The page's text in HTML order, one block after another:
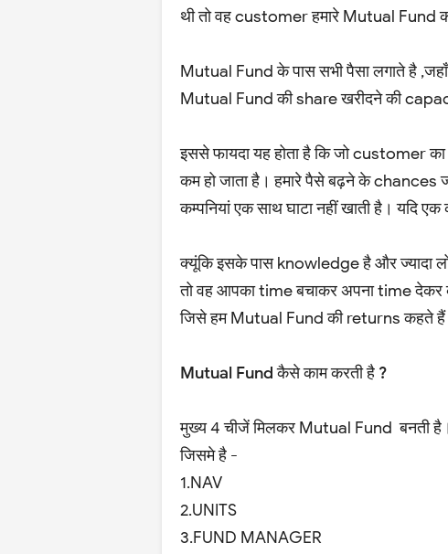
थी तो वह customer हमारे Mutual Fund
Mutual Fund के पास सभी पैसा लगाते है
Mutual Fund की share खरीदने की
इससे फायदा यह होता है कि जो customer
कम हो जाता है। हमारे पैसे बढ़ने के chances
कम्पनियां एक साथ घाटा नहीं खाती है। यदि एक
क्यूंकि इसके पास knowledge है और ज्यादा
तो वह आपका time बचाकर अपना time
जिसे हम Mutual Fund की returns कहते
Mutual Fund कैसे काम करती है ?
मुख्य 4 चीजें मिलकर Mutual Fund बनती है।
जिसमे है -
1.NAV
2.UNITS
3.FUND MANAGER